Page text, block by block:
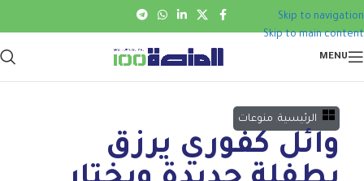
Skip to navigation
Skip to main content
MENU
الرئيسية منوعات
وائل كفوري يرزق